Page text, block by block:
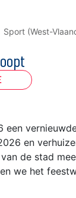
Sport (West-
en
de stad
we het